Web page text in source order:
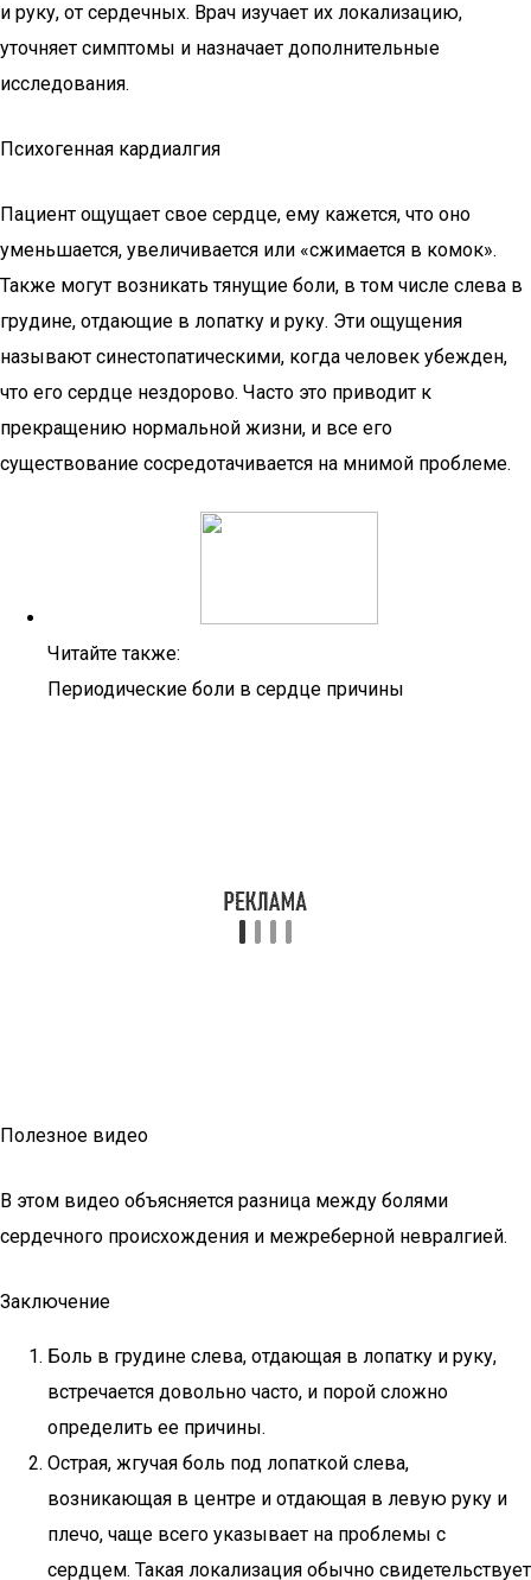
и руку, от сердечных. Врач изучает их локализацию,
уточняет симптомы и назначает дополнительные
исследования.
Психогенная кардиалгия
Пациент ощущает свое сердце, ему кажется, что оно
уменьшается, увеличивается или «сжимается в комок».
Также могут возникать тянущие боли, в том числе слева в
грудине, отдающие в лопатку и руку. Эти ощущения
называют синестопатическими, когда человек убежден,
что его сердце нездорово. Часто это приводит к
прекращению нормальной жизни, и все его
существование сосредотачивается на мнимой проблеме.
Читайте также:
Периодические боли в сердце причины
Полезное видео
В этом видео объясняется разница между болями
сердечного происхождения и межреберной невралгией.
Заключение
Боль в грудине слева, отдающая в лопатку и руку,
встречается довольно часто, и порой сложно
определить ее причины.
Острая, жгучая боль под лопаткой слева,
возникающая в центре и отдающая в левую руку и
плечо, чаще всего указывает на проблемы с
сердцем. Такая локализация обычно свидетельствует